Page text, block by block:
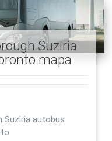
Suziria
mapa
Suziria autobus